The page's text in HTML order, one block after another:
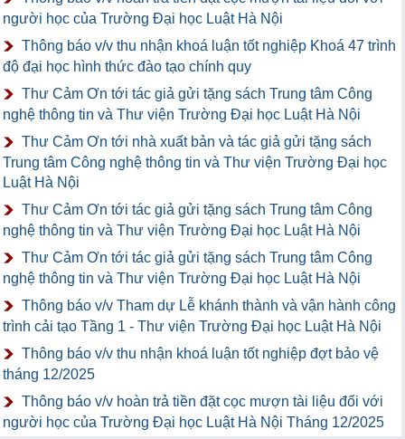
người học của Trường Đại học Luật Hà Nội
Thông báo v/v thu nhận khoá luận tốt nghiệp Khoá 47 trình
độ đại học hình thức đào tạo chính quy
Thư Cảm Ơn tới tác giả gửi tặng sách Trung tâm Công
nghệ thông tin và Thư viện Trường Đại học Luật Hà Nội
Thư Cảm Ơn tới nhà xuất bản và tác giả gửi tặng sách
Trung tâm Công nghệ thông tin và Thư viện Trường Đại học
Luật Hà Nội
Thư Cảm Ơn tới tác giả gửi tặng sách Trung tâm Công
nghệ thông tin và Thư viện Trường Đại học Luật Hà Nội
Thư Cảm Ơn tới tác giả gửi tặng sách Trung tâm Công
nghệ thông tin và Thư viện Trường Đại học Luật Hà Nội
Thông báo v/v Tham dự Lễ khánh thành và vận hành công
trình cải tạo Tầng 1 - Thư viện Trường Đại học Luật Hà Nội
Thông báo v/v thu nhận khoá luận tốt nghiệp đợt bảo vệ
tháng 12/2025
Thông báo v/v hoàn trả tiền đặt cọc mượn tài liệu đối với
người học của Trường Đại học Luật Hà Nội Tháng 12/2025